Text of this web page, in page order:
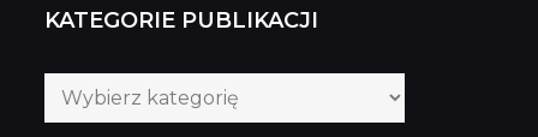
KATEGORIE PUBLIKACJI
Kategorie
publikacji